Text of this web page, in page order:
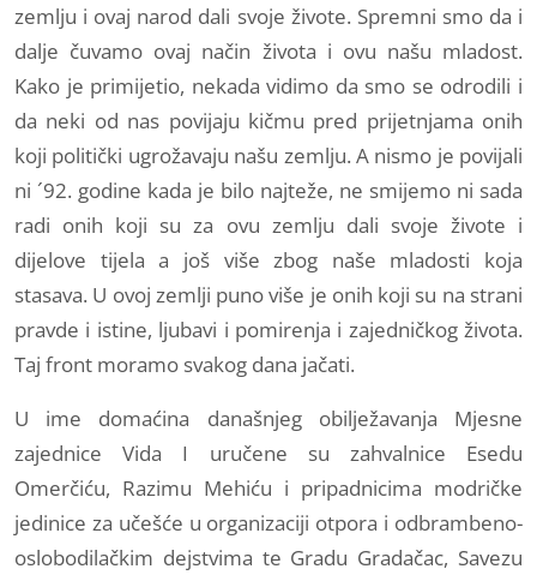
zemlju i ovaj narod dali svoje živote. Spremni smo da i
dalje čuvamo ovaj način života i ovu našu mladost.
Kako je primijetio, nekada vidimo da smo se odrodili i
da neki od nas povijaju kičmu pred prijetnjama onih
koji politički ugrožavaju našu zemlju. A nismo je povijali
ni ´92. godine kada je bilo najteže, ne smijemo ni sada
radi onih koji su za ovu zemlju dali svoje živote i
dijelove tijela a još više zbog naše mladosti koja
stasava. U ovoj zemlji puno više je onih koji su na strani
pravde i istine, ljubavi i pomirenja i zajedničkog života.
Taj front moramo svakog dana jačati.
U ime domaćina današnjeg obilježavanja Mjesne
zajednice Vida I uručene su zahvalnice Esedu
Omerčiću, Razimu Mehiću i pripadnicima modričke
jedinice za učešće u organizaciji otpora i odbrambeno-
oslobodilačkim dejstvima te Gradu Gradačac, Savezu